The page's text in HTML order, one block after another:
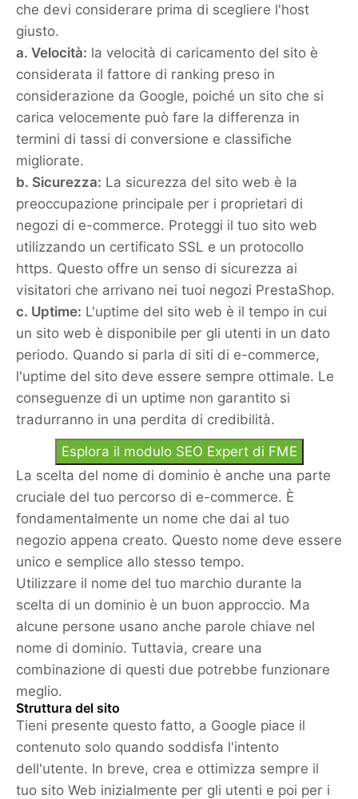
che devi considerare prima di scegliere l'host
giusto.
a. Velocità: la velocità di caricamento del sito è
considerata il fattore di ranking preso in
considerazione da Google, poiché un sito che si
carica velocemente può fare la differenza in
termini di tassi di conversione e classifiche
migliorate.
b. Sicurezza: La sicurezza del sito web è la
preoccupazione principale per i proprietari di
negozi di e-commerce. Proteggi il tuo sito web
utilizzando un certificato SSL e un protocollo
https. Questo offre un senso di sicurezza ai
visitatori che arrivano nei tuoi negozi PrestaShop.
c. Uptime: L'uptime del sito web è il tempo in cui
un sito web è disponibile per gli utenti in un dato
periodo. Quando si parla di siti di e-commerce,
l'uptime del sito deve essere sempre ottimale. Le
conseguenze di un uptime non garantito si
tradurranno in una perdita di credibilità.
Esplora il modulo SEO Expert di FME
La scelta del nome di dominio è anche una parte
cruciale del tuo percorso di e-commerce. È
fondamentalmente un nome che dai al tuo
negozio appena creato. Questo nome deve essere
unico e semplice allo stesso tempo.
Utilizzare il nome del tuo marchio durante la
scelta di un dominio è un buon approccio. Ma
alcune persone usano anche parole chiave nel
nome di dominio. Tuttavia, creare una
combinazione di questi due potrebbe funzionare
meglio.
Struttura del sito
Tieni presente questo fatto, a Google piace il
contenuto solo quando soddisfa l'intento
dell'utente. In breve, crea e ottimizza sempre il
tuo sito Web inizialmente per gli utenti e poi per i